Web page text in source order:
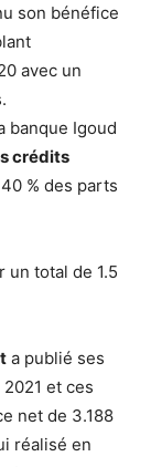
son bénéfice
avec un
banque Igoud
crédits
% des parts
un total de 1.5
a publié ses
et ces
net de 3.188
réalisé en